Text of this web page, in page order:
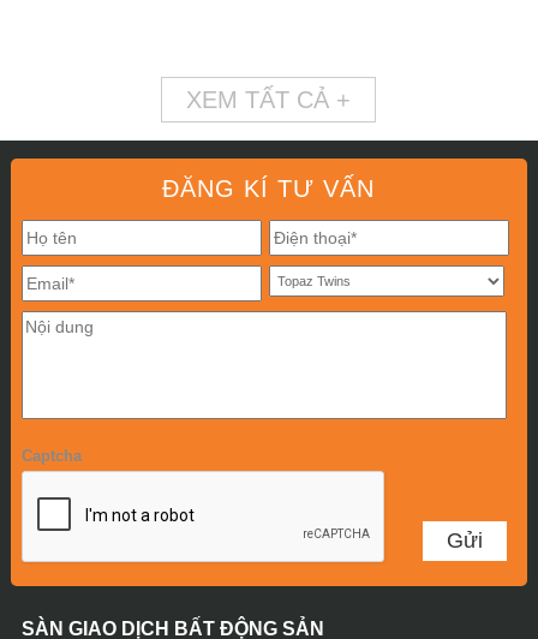
XEM TẤT CẢ +
ĐĂNG KÍ TƯ VẤN
Captcha
SÀN GIAO DỊCH BẤT ĐỘNG SẢN